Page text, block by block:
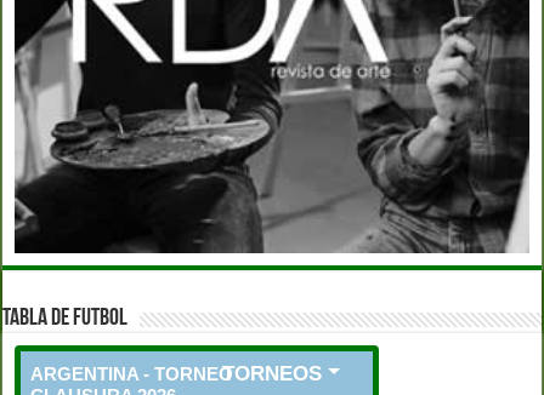
TABLA DE FUTBOL